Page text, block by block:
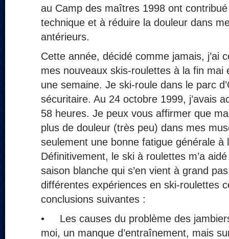
au Camp des maîtres 1998 ont
technique et à réduire la douleur dans
antérieurs.
Cette année, décidé comme jamais, j’ai
mes nouveaux skis-roulettes à la fin mai
une semaine. Je ski-roule dans le parc
sécuritaire. Au 24 octobre 1999, j’avais
58 heures. Je peux vous affirmer que
plus de douleur (très peu) dans mes
seulement une bonne fatigue générale à
Définitivement, le ski à roulettes m’a
saison blanche qui s’en vient à grand
différentes expériences en ski-roulettes
conclusions suivantes :
• Les causes du problème des
moi, un manque d’entraînement, mais